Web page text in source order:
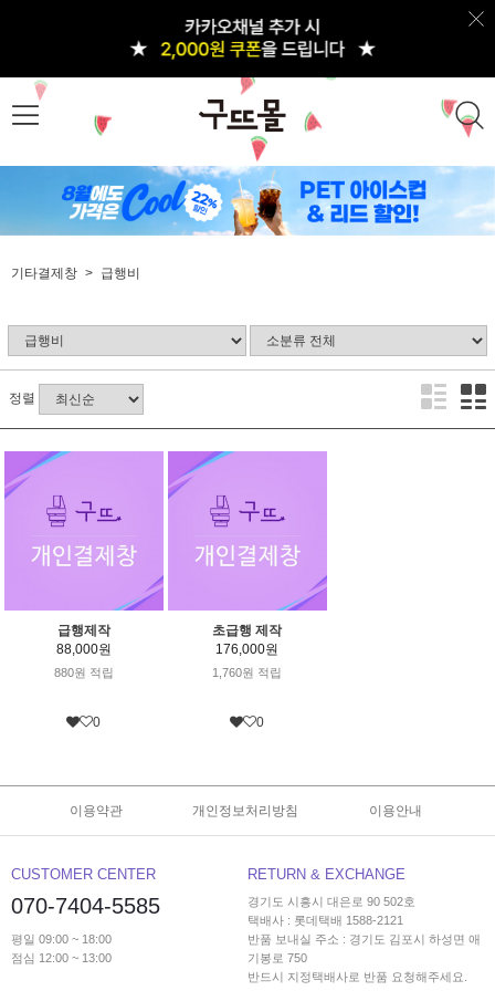
기타결제창 급행비
정렬
급행제작
88,000원
880원 적립
0
초급행 제작
176,000원
1,760원 적립
0
이용약관 개인정보처리방침 이용안내
CUSTOMER CENTER
070-7404-5585
평일 09:00 ~ 18:00
점심 12:00 ~ 13:00
RETURN & EXCHANGE
경기도 시흥시 대은로 90 502호
택배사 : 롯데택배 1588-2121
반품 보내실 주소 : 경기도 김포시 하성면 애
기봉로 750
반드시 지정택배사로 반품 요청해주세요.